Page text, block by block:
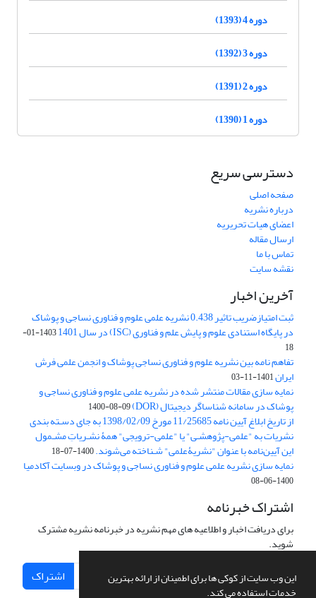
این وب سایت از کوکی ها برای اطمینان از ارائه بهترین
خدمات استفاده می کند.
دوره 4 (1393)
دوره 3 (1392)
دوره 2 (1391)
دوره 1 (1390)
دسترسی سریع
صفحه اصلی
درباره نشریه
اعضای هیات تحریریه
ارسال مقاله
تماس با ما
نقشه سایت
آخرین اخبار
ثبت امتیازضریب تاثیر 0.438 نشریه علمی علوم و فناوری نساجی و پوشاک
در پایگاه استنادی علوم و پایش علم و فناوری (ISC) در سال 1401
1403-01-
18
تفاهم نامه بین نشریه علوم و فناوری نساجی پوشاک و انجمن علمی فرش
ایران1401-11-03
نمایه سازی مقالات منتشر شده در نشریه علمی علوم و فناوری نساجی و
پوشاک در سامانه شناساگر دیجیتال (DOR) 1400-08-09
از تاریخ ابلاغ آیین نامه 11/25685 مورخ 1398/02/09 به جای دسـته بندی
نشریات به "علمی-پژوهشـی" یا "علمی-ترویجی" همۀ نشـریاتِ مشـمول
این آیین‌نامه با عنوان "نشریۀعلمی" شـناخته می‌شوند.1400-07-18
نمایه سازی نشریه علمی علوم و فناوری نساجی و پوشاک در وبسایت آکادمیا
1400-06-08
اشتراک خبرنامه
برای دریافت اخبار و اطلاعیه های مهم نشریه در خبرنامه نشریه مشترک
شوید.
اشتراک